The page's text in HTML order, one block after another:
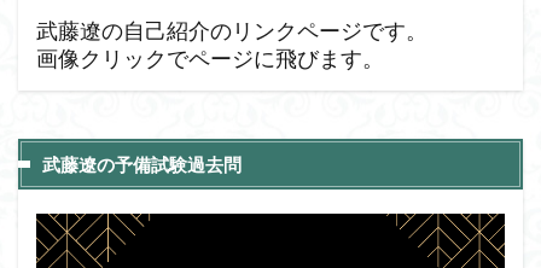
武藤遼の自己紹介のリンクページです。
画像クリックでページに飛びます。
武藤遼の予備試験過去問